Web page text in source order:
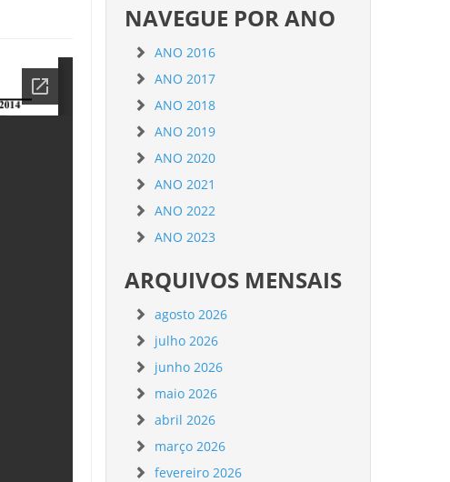
NAVEGUE POR ANO
ANO 2016
ANO 2017
ANO 2018
ANO 2019
ANO 2020
ANO 2021
ANO 2022
ANO 2023
ARQUIVOS MENSAIS
agosto 2026
julho 2026
junho 2026
maio 2026
abril 2026
março 2026
fevereiro 2026